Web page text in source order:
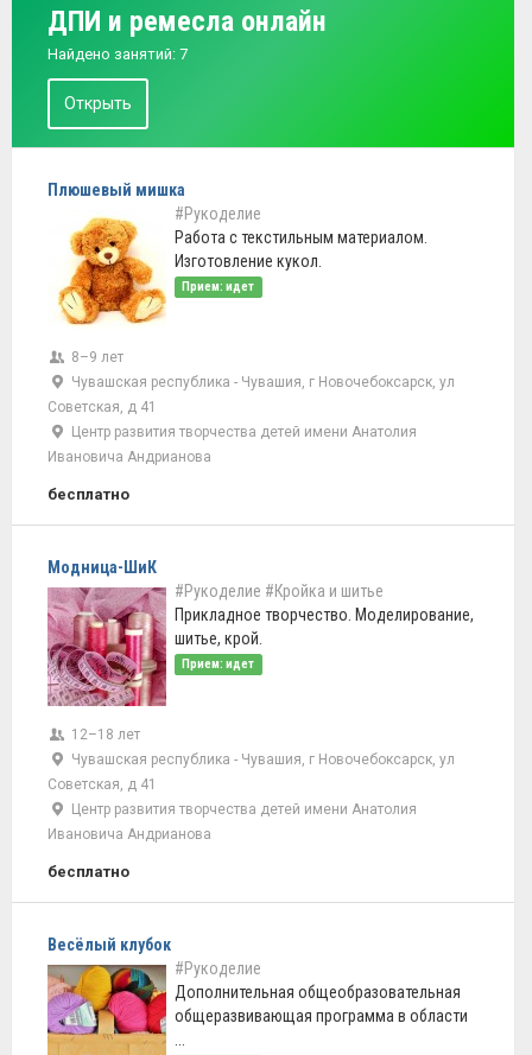
ДПИ и ремесла онлайн
Найдено занятий: 7
Открыть
Плюшевый мишка
#Рукоделие
Работа с текстильным материалом.
Изготовление кукол.
Прием: идет
8–9 лет
Чувашская республика - Чувашия, г Новочебоксарск, ул
Советская, д 41
Центр развития творчества детей имени Анатолия
Ивановича Андрианова
бесплатно
Модница-ШиК
#Рукоделие #Кройка и шитье
Прикладное творчество. Моделирование,
шитье, крой.
Прием: идет
12–18 лет
Чувашская республика - Чувашия, г Новочебоксарск, ул
Советская, д 41
Центр развития творчества детей имени Анатолия
Ивановича Андрианова
бесплатно
Весёлый клубок
#Рукоделие
Дополнительная общеобразовательная
общеразвивающая программа в области